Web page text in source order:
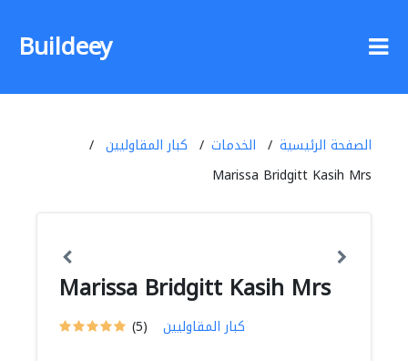
Buildeey
الصفحة الرئيسية الخدمات
كبار المقاوليين
Marissa Bridgitt Kasih Mrs
Marissa Bridgitt Kasih Mrs
(5) كبار المقاوليين